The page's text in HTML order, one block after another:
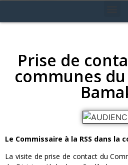
Prise de
communes
Le Commissaire à la RSS dans la
La visite de prise de contact du